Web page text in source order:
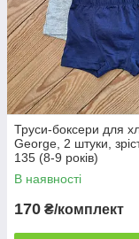
Труси-боксери для
George, 2 штуки,
135 (8-9 років)
В наявності
170 ₴/комплект